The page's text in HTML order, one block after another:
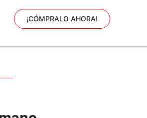
¡CÓMPRALO AHORA!